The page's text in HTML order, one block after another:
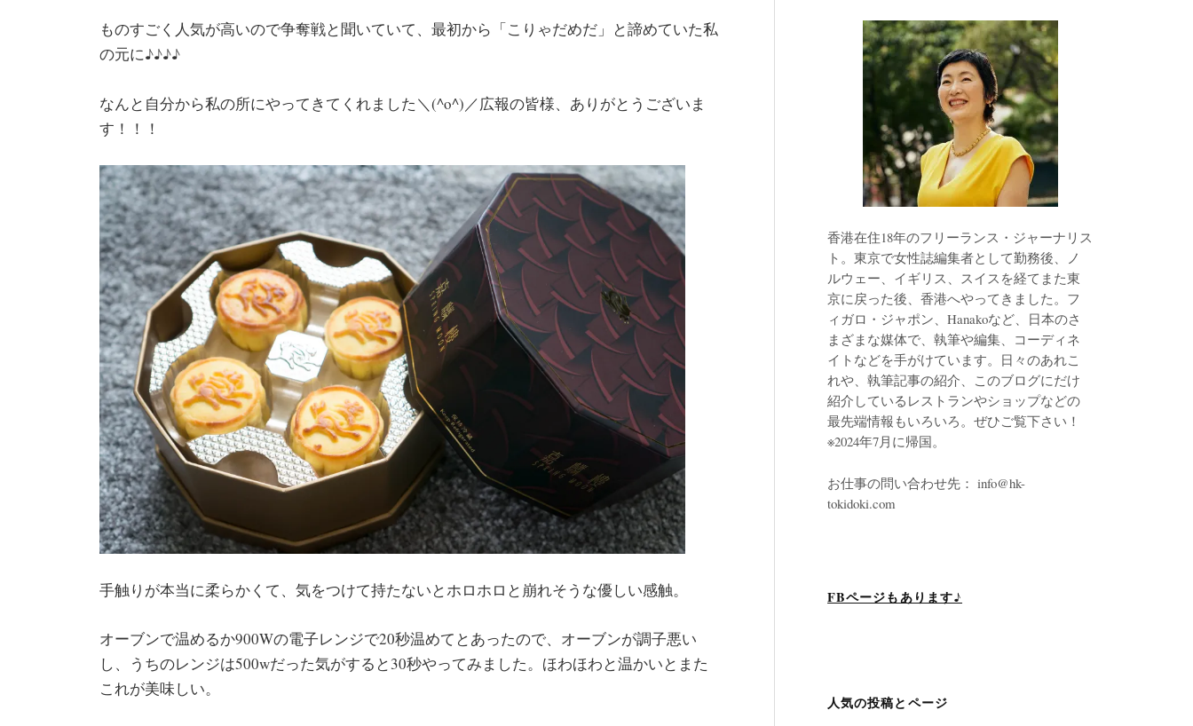
ものすごく人気が高いので争奪戦と聞いていて、最初から「こりゃだめだ」と諦めていた私
の元に♪♪♪♪
なんと自分から私の所にやってきてくれました＼(^o^)／広報の皆様、ありがとうございま
す！！！
手触りが本当に柔らかくて、気をつけて持たないとホロホロと崩れそうな優しい感触。
オーブンで温めるか900Wの電子レンジで20秒温めてとあったので、オーブンが調子悪い
し、うちのレンジは500wだった気がすると30秒やってみました。ほわほわと温かいとまた
これが美味しい。
香港在住18年のフリーランス・ジャーナリス
ト。東京で女性誌編集者として勤務後、ノ
ルウェー、イギリス、スイスを経てまた東
京に戻った後、香港へやってきました。フ
ィガロ・ジャポン、Hanakoなど、日本のさ
まざまな媒体で、執筆や編集、コーディネ
イトなどを手がけています。日々のあれこ
れや、執筆記事の紹介、このブログにだけ
紹介しているレストランやショップなどの
最先端情報もいろいろ。ぜひご覧下さい！
※2024年7月に帰国。
お仕事の問い合わせ先： info@hk-
tokidoki.com
FBページもあります♪
人気の投稿とページ